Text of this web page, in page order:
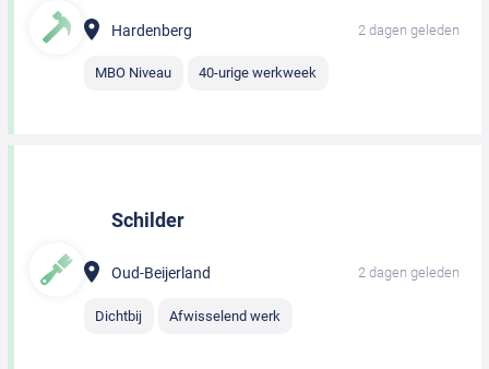
Hardenberg 2 dagen geleden
MBO Niveau 40-urige werkweek
Schilder
Oud-Beijerland 2 dagen geleden
Dichtbij Afwisselend werk